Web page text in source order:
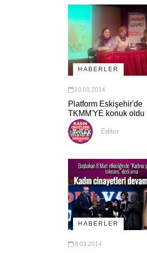
HABERLER
10.03.2014
Platform Eskişehir'de
TKMM'YE konuk oldu
Editor
HABERLER
8.03.2014